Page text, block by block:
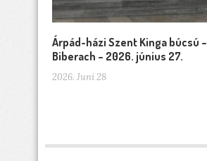
Árpád-házi Szent Kinga búcsú –
Biberach – 2026. június 27.
2026. Juni 28